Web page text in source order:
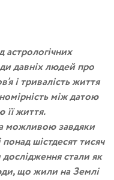
астрологічних
давніх людей про
і тривалість життя
між датою
життя.
можливою завдяки
шістдесят тисяч
стали як
що жили на Землі